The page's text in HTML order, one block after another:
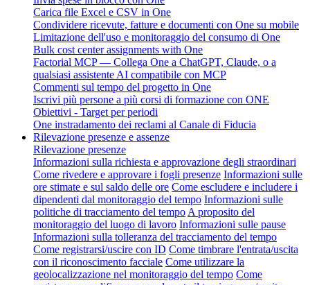
Carica file Excel e CSV in One
Condividere ricevute, fatture e documenti con One su mobile
Limitazione dell'uso e monitoraggio del consumo di One
Bulk cost center assignments with One
Factorial MCP — Collega One a ChatGPT, Claude, o a
qualsiasi assistente AI compatibile con MCP
Commenti sul tempo del progetto in One
Iscrivi più persone a più corsi di formazione con ONE
Obiettivi - Target per periodi
One instradamento dei reclami al Canale di Fiducia
Rilevazione presenze e assenze
Rilevazione presenze
Informazioni sulla richiesta e approvazione degli straordinari
Come rivedere e approvare i fogli presenze Informazioni sulle
ore stimate e sul saldo delle ore Come escludere e includere i
dipendenti dal monitoraggio del tempo Informazioni sulle
politiche di tracciamento del tempo A proposito del
monitoraggio del luogo di lavoro Informazioni sulle pause
Informazioni sulla tolleranza del tracciamento del tempo
Come registrarsi/uscire con ID Come timbrare l'entrata/uscita
con il riconoscimento facciale Come utilizzare la
geolocalizzazione nel monitoraggio del tempo Come